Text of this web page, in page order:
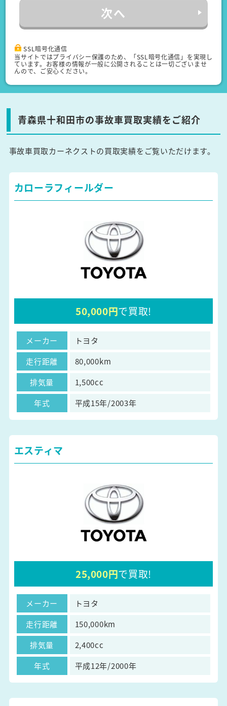
次へ
SSL暗号化通信
当サイトではプライバシー保護のため、「SSL暗号化通信」を実現し
ています。お客様の情報が一般に公開されることは一切ございませ
んので、ご安心ください。
青森県十和田市の事故車買取実績をご紹介
事故車買取カーネクストの買取実績をご覧いただけます。
カローラフィールダー
50,000円で買取!
メーカー
トヨタ
走行距離
80,000km
排気量
1,500cc
年式
平成15年/2003年
エスティマ
25,000円で買取!
メーカー
トヨタ
走行距離
150,000km
排気量
2,400cc
年式
平成12年/2000年